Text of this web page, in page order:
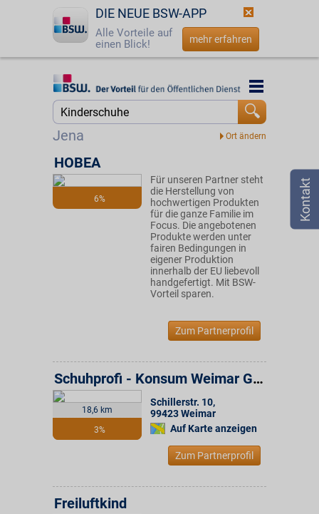
DIE NEUE BSW-APP
Alle Vorteile auf
einen Blick!
mehr erfahren
Startseite
☎ 0800 - 279 25 82
Jena
Startseite
6%
HOBEA
Für unseren Partner steht
die Herstellung von
hochwertigen Produkten
für die ganze Familie im
Focus. Die angebotenen
Produkte werden unter
fairen Bedingungen in
eigener Produktion
innerhalb der EU liebevoll
handgefertigt. Mit BSW-
Vorteil sparen.
Zum Partnerprofil
18,6 km
3%
Schuhprofi - Konsum Weimar Gruppe
Schillerstr. 10,
99423Weimar
Auf Karte anzeigen
Zum Partnerprofil
Freiluftkind